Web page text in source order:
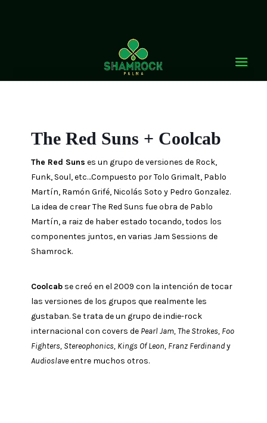
The Red Suns + Coolcab
The Red Suns + Coolcab
The Red Suns es un grupo de versiones de Rock,
Funk, Soul, etc…Compuesto por Tolo Grimalt, Pablo
Martín, Ramón Grifé, Nicolás Soto y Pedro Gonzalez.
La idea de crear The Red Suns fue obra de Pablo
Martín, a raiz de haber estado tocando, todos los
componentes juntos, en varias Jam Sessions de
Shamrock.
Coolcab se creó en el 2009 con la intención de tocar
las versiones de los grupos que realmente les
gustaban. Se trata de un grupo de indie-rock
internacional con covers de Pearl Jam, The Strokes, Foo
Fighters, Stereophonics, Kings Of Leon, Franz Ferdinandy
Audioslaveentre muchos otros.